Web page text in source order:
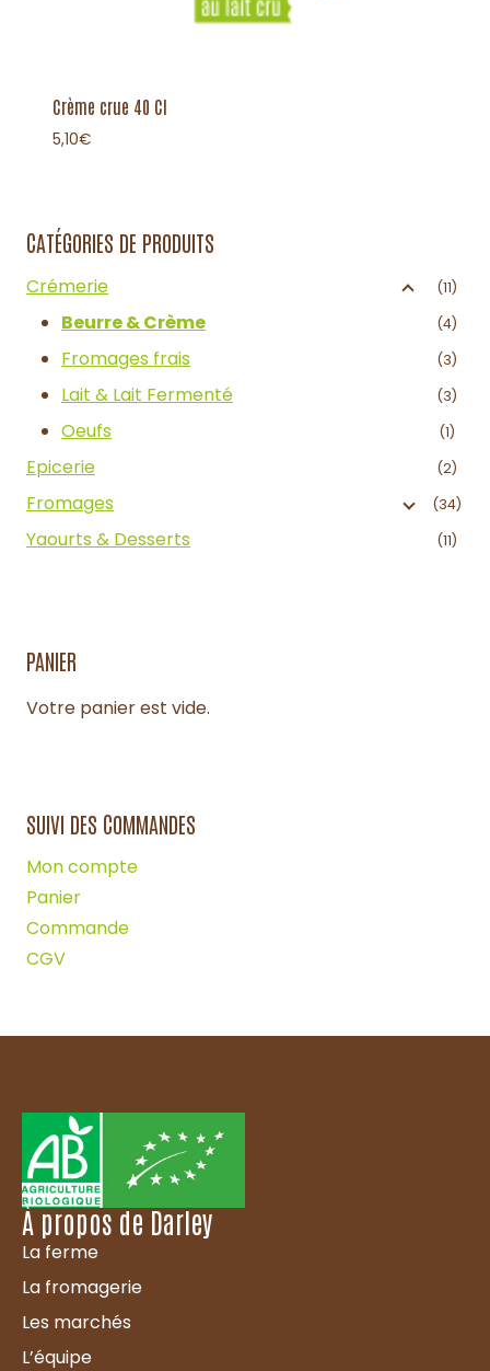
Crème crue 40 Cl
5,10€
CATÉGORIES DE PRODUITS
Crémerie (11)
Beurre & Crème (4)
Fromages frais (3)
Lait & Lait Fermenté (3)
Oeufs (1)
Epicerie (2)
Fromages (34)
Yaourts & Desserts (11)
PANIER
Votre panier est vide.
SUIVI DES COMMANDES
Mon compte
Panier
Commande
CGV
À propos de Darley
La ferme
La fromagerie
Les marchés
L’équipe